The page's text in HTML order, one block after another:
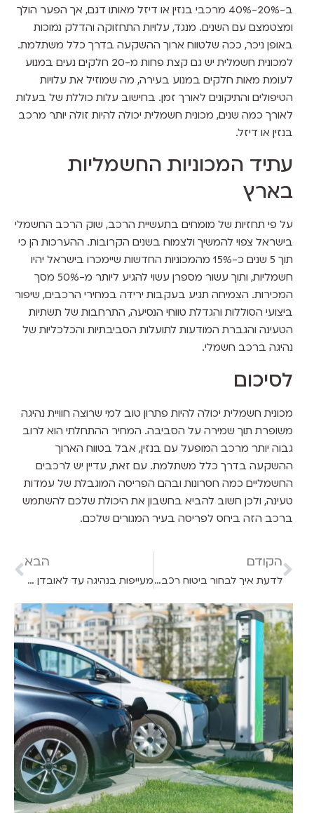
ב-20%-40% מרכבי בנזין או דיזל מאותו דגם, אך הפער הולך
ומצטמצם עם השנים. מנגד, עלויות התחזוקה והדלק נמוכות
באופן ניכר, ככה שלטווח ארוך ההשקעה בדרך כלל משתלמת.
למכונית חשמלית יש גם קצת פחות מ-20 חלקים נעים במנוע
לעומת מאות חלקים במנוע בעירה, מה שמוזיל את עלויות
הטיפולים והתיקונים לאורך זמן. בחישוב עלות כוללת של בעלות
לאורך כמה שנים, מכונית חשמלית יכולה להיות זולה יותר מרכב
בנזין או דיזל.
עתיד המכוניות החשמליות
בארץ
על פי תחזיות של מומחים בתעשיית הרכב, שוק הרכב החשמלי
בישראל צפוי להמשיך ולצמוח בשנים הקרובות. ההערכות הן כי
תוך 5 שנים כ-15% מהמכוניות החדשות שיימכרו בישראל יהיו
חשמליות, ותוך עשור מספרן עשוי להגיע ליותר מ-50% מסך
המכירות. הצמיחה תגיע בעקבות ירידה במחירי הרכבים, שיפור
ביצועי הסוללות והגדלת טווחי הנסיעה, התרחבות של תשתיות
הטעינה והגברת המודעות לתועלות הסביבתיות והכלכליות של
נהיגה ברכב חשמלי.
לסיכום
מכונית חשמלית יכולה להיות פתרון טוב למי שרוצה חוויית נהיגה
משופרת תוך שמירה על הסביבה. המחיר ההתחלתי הוא לרוב
גבוה יותר מרכב המופעל עם בנזין, אבל בטווח הארוך
ההשקעה בדרך כלל משתלמת. עם זאת, עדיין יש לרכבים
החשמליים כמה חסרונות ובהם הפריסה המוגבלת של עמדות
טעינה, ולכן חשוב להביא בחשבון את היכולת שלכם להשתמש
ברכב הזה ביחס לפריסה בעיר המגורים שלכם.
הקודם
לדעת איך לבחור ביטוח רכב: על העבודה בחברת ביטוח רכב
הבא
מעייפות בנהיגה עד לאובדן הכרה רגעי: מצבים מסוכנים שאסור להתעלם מהם